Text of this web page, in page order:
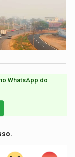
WhatsApp do